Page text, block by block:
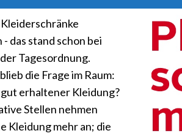
das stand schon bei
Tagesordnung.
die Frage im Raum:
erhaltener Kleidung?
Stellen nehmen
Kleidung mehr an; die